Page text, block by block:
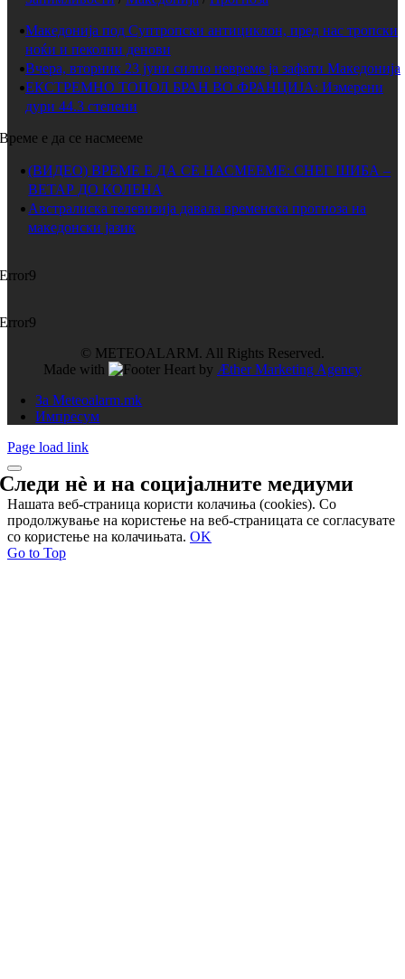
Македонија под Суптропски антициклон, пред нас тропски
ноќи и пеколни денови
Вчера, вторник 23 јуни силно невреме ја зафати Македонија
ЕКСТРЕМНО ТОПОЛ БРАН ВО ФРАНЦИЈА: Измерени
дури 44.3 степени
Време е да се насмееме
(ВИДЕО) ВРЕМЕ Е ДА СЕ НАСМЕЕМЕ: СНЕГ ШИБА –
ВЕТАР ДО КОЛЕНА
Австралиска телевизија давала временска прогноза на
македонски јазик
Error9
Error9
© METEOALARM. All Rights Reserved.
Made with
by Æther Marketing Agency
За Meteoalarm.mk
Импресум
Page load link
Следи нѐ и насоцијалните медиуми
Нашата веб-страница користи колачиња (cookies). Со
продолжување на користење на веб-страницата се согласувате
со користење на колачињата. OK
Go to Top